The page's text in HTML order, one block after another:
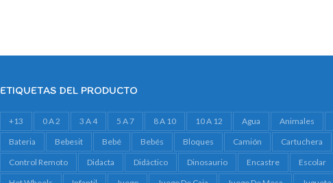
ETIQUETAS DEL PRODUCTO
+13 0 A 2 3 A 4 5 A 7 8 A 10 10 A 12 Agua Animales
Bateria
Bebesit Bebé Bebés Bloques Camión Cartuchera
Control Remoto
Didacta Didáctico Dinosaurio Encastre Escolar